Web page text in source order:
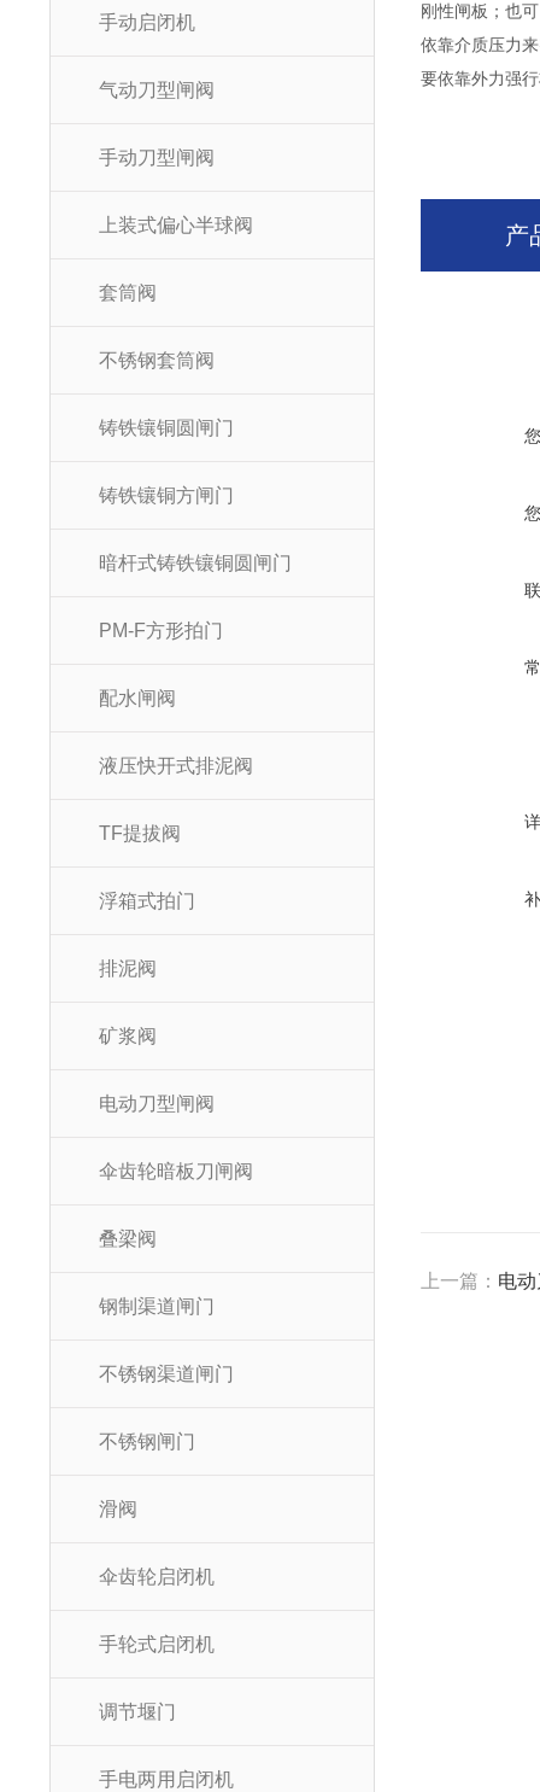
手动启闭机
气动刀型闸阀
手动刀型闸阀
上装式偏心半球阀
套筒阀
不锈钢套筒阀
铸铁镶铜圆闸门
铸铁镶铜方闸门
暗杆式铸铁镶铜圆闸门
PM-F方形拍门
配水闸阀
液压快开式排泥阀
TF提拔阀
浮箱式拍门
排泥阀
矿浆阀
电动刀型闸阀
伞齿轮暗板刀闸阀
叠梁阀
钢制渠道闸门
不锈钢渠道闸门
不锈钢闸门
滑阀
伞齿轮启闭机
手轮式启闭机
调节堰门
手电两用启闭机
刚性闸板；也
依靠介质压力
要依靠外力强
产
上一篇： 电